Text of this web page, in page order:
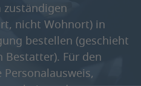
zuständigen
nicht Wohnort) in
bestellen (geschieht
Bestatter). Für den